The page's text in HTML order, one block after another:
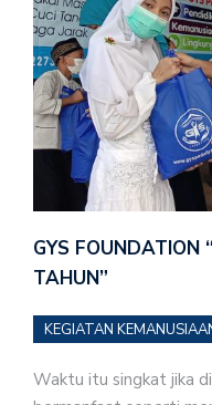
GYS FOUNDATION
TAHUN”
KEGIATAN
Waktu itu singkat jika